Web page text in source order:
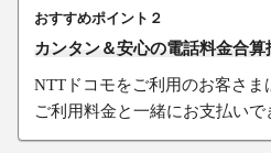
おすすめポイント２
カンタン＆安心の電話料金合
NTTドコモをご利用のお客さ
ご利用料金と一緒にお支払いで